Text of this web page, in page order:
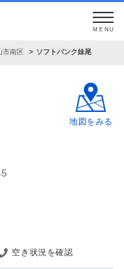
MENU
市南区 ソフトバンク妹尾
地図をみる
空き状況を確認